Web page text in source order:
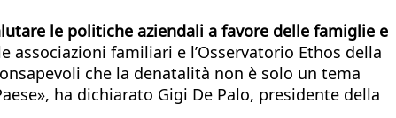
le politiche aziendali a favore delle famiglie e
familiari e l’Osservatorio Ethos della
che la denatalità non è solo un tema
ha dichiarato Gigi De Palo, presidente della